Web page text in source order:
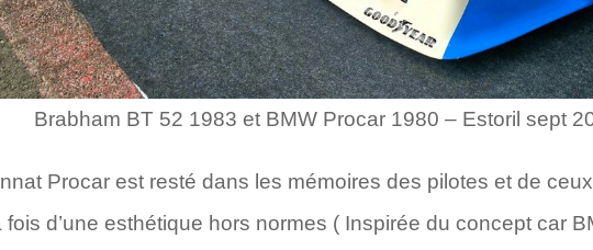
Brabham BT 52 1983 et BMW Procar 1980 – Estoril sept
Procar est resté dans les mémoires des pilotes et de
fois d’une esthétique hors normes ( Inspirée du concept car